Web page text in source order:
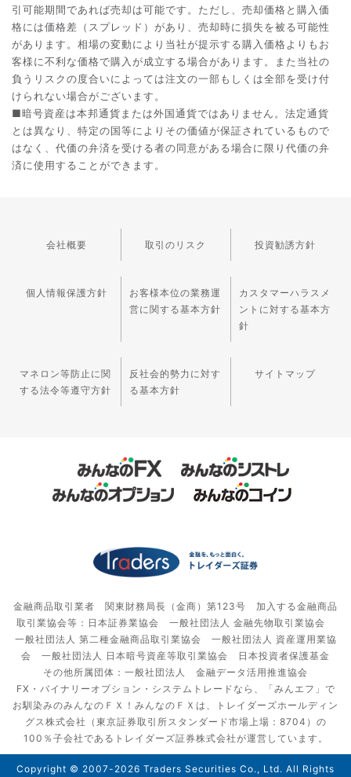
引可能期間であれば売却は可能です。ただし、売却価格と購入価
格には価格差（スプレッド）があり、売却時に損失を被る可能性
があります。相場の変動により当社が提示する購入価格よりもお
客様に不利な価格で購入が成立する場合があります。また当社の
負うリスクの度合いによっては注文の一部もしくは全部を受け付
けられない場合がございます。
■暗号資産は本邦通貨または外国通貨ではありません。法定通貨
とは異なり、特定の国等によりその価値が保証されているもので
はなく、代価の弁済を受ける者の同意がある場合に限り代価の弁
済に使用することができます。
会社概要 取引のリスク 投資勧誘方針
個人情報保護方針
お客様本位の業務運
営に関する基本方針
カスタマーハラスメ
ントに対する基本方
針
マネロン等防止に関
する法令等遵守方針
反社会的勢力に対す
る基本方針
サイトマップ
金融商品取引業者 関東財務局長（金商）第123号 加入する金融商品
取引業協会等：日本証券業協会 一般社団法人 金融先物取引業協会
一般社団法人 第二種金融商品取引業協会 一般社団法人 資産運用業協
会 一般社団法人 日本暗号資産等取引業協会 日本投資者保護基金
その他所属団体：一般社団法人 金融データ活用推進協会
FX・バイナリーオプション・システムトレードなら、「みんエフ」で
お馴染みのみんなのＦＸ！みんなのＦＸは、トレイダーズホールディン
グス株式会社（東京証券取引所スタンダード市場上場：8704）の
100％子会社であるトレイダーズ証券株式会社が運営しています。
Copyright © 2007-2026 Traders Securities Co., Ltd. All Rights